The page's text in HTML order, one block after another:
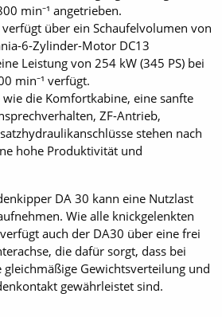
min⁻¹ angetrieben.
über ein Schaufelvolumen von
6-Zylinder-Motor DC13
Leistung von 254 kW (345 PS) bei
min⁻¹ verfügt.
die Komfortkabine, eine sanfte
ZF-Antrieb,
stehen nach
hohe Produktivität und
DA 30 kann eine Nutzlast
Wie alle knickgelenkten
auch der DA30 über eine frei
die dafür sorgt, dass bei
gleichmäßige Gewichtsverteilung und
gewährleistet sind.